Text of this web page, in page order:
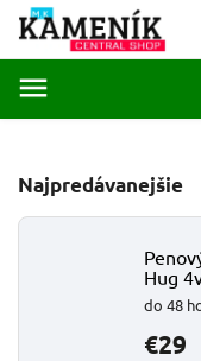
Najpredávanejšie
Hug
do 48
€29